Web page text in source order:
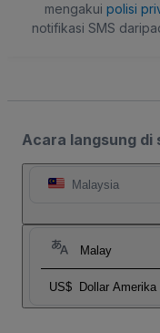
mengakui polisi
notifikasi SMS
Acara langsung di
Malaysia
Malay
US$ Dollar